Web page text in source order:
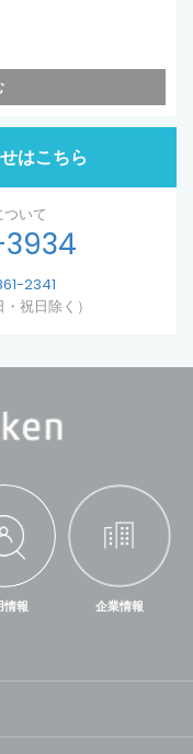
はこちら
いて
2341
祝日除く）
情報 企業情報